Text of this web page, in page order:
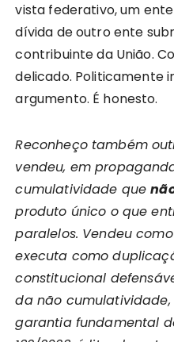
vista federativo, um
dívida de outro ente
contribuinte da União.
delicado. Politicamente
argumento. É honesto.
Reconheço também
vendeu, em
cumulatividade que
produto único o que
paralelos. Vendeu
executa como
constitucional
da não
garantia fundamental